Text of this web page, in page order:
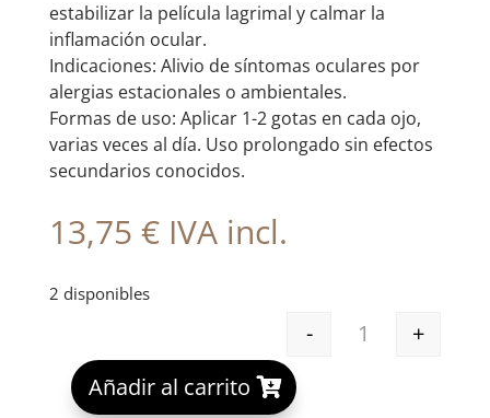
estabilizar la película lagrimal y calmar la
inflamación ocular.
Indicaciones: Alivio de síntomas oculares por
alergias estacionales o ambientales.
Formas de uso: Aplicar 1-2 gotas en cada ojo,
varias veces al día. Uso prolongado sin efectos
secundarios conocidos.
13,75 € IVA incl.
2 disponibles
VIDISAN
-
+
Añadir al carrito
A